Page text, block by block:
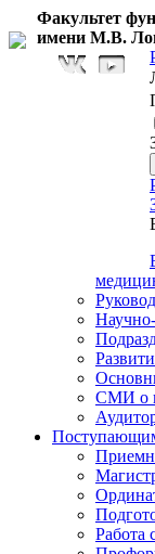
Факультет
имени М.В.
СМИ о
Работа